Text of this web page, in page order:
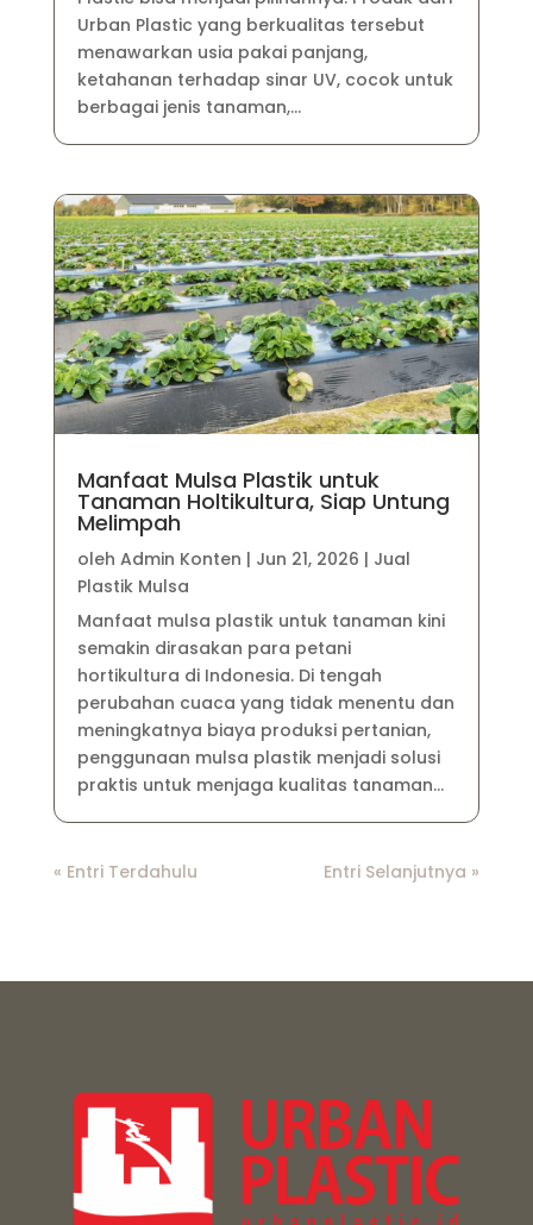
Urban Plastic yang berkualitas tersebut
menawarkan usia pakai panjang,
ketahanan terhadap sinar UV, cocok untuk
berbagai jenis tanaman,...
Manfaat Mulsa Plastik untuk
Tanaman Holtikultura, Siap Untung
Melimpah
oleh Admin Konten | Jun 21, 2026 | Jual
Plastik Mulsa
Manfaat mulsa plastik untuk tanaman kini
semakin dirasakan para petani
hortikultura di Indonesia. Di tengah
perubahan cuaca yang tidak menentu dan
meningkatnya biaya produksi pertanian,
penggunaan mulsa plastik menjadi solusi
praktis untuk menjaga kualitas tanaman...
« Entri Terdahulu Entri Selanjutnya »